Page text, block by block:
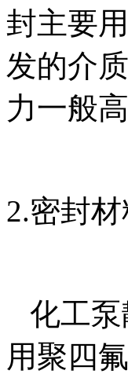
封主要
发的介
力一般
2.密
化工泵
用聚四